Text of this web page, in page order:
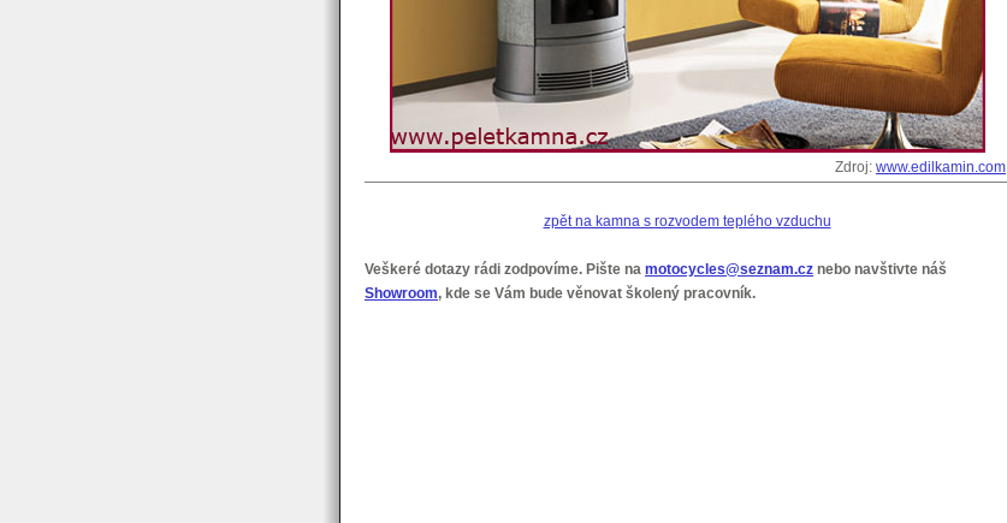
Zdroj: www.edilkamin.com
zpět na kamna s rozvodem teplého vzduchu
Veškeré dotazy rádi zodpovíme. Pište na motocycles@seznam.cz nebo navštivte náš
Showroom, kde se Vám bude věnovat školený pracovník.